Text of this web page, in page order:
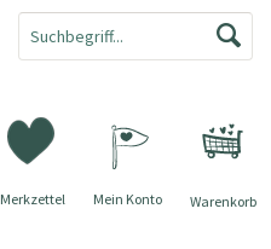
Warenkorb
Merkzettel Mein Konto